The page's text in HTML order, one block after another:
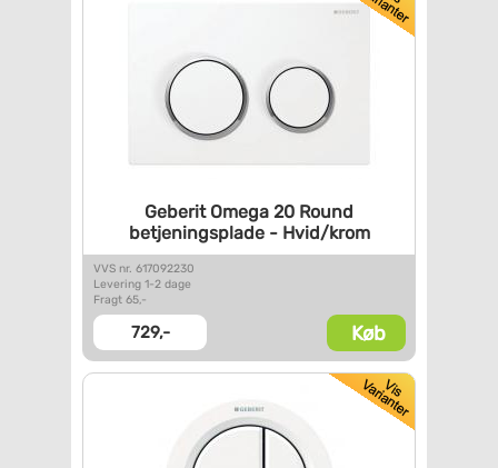
Geberit Omega 20 Round
betjeningsplade - Hvid/krom
VVS nr. 617092230
Levering 1-2 dage
Fragt 65,-
729,- Køb